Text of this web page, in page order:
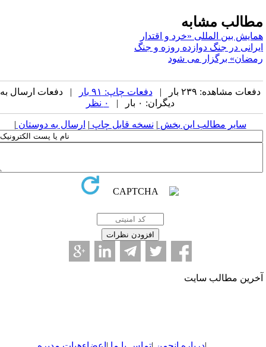
مشابه
بین المللی «خرد و اقتدار
در جنگ دوازده روزه و جنگ
برگزار می شود
دفعات مشاهده: ۲۳۹ بار | دفعات چاپ: ۹۱ بار
| دفعات ارسال به
دیگران: ۰ بار |
سایر مطالب این بخش | نسخه قابل چاپ| ارسال به دوستان|
مطالب سایت